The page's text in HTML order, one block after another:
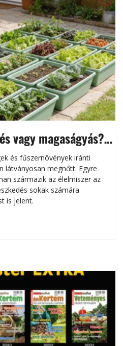
vagy magaságyás?
és fűszernövények iránti
látványosan megnőtt. Egyre
származik az élelmiszer az
sokak számára
is jelent.